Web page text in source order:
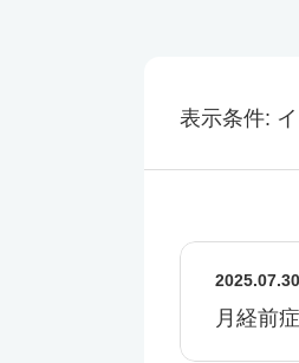
表示条件
2025.07.30
月経前